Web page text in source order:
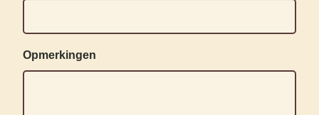
Opmerkingen